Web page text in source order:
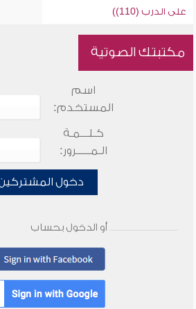
على الدرب (110))
مكتبتك الصوتية
اسم
المستخدم:
كـلـــمـة
الـمـــــرور:
دخول
أو الدخول بحساب